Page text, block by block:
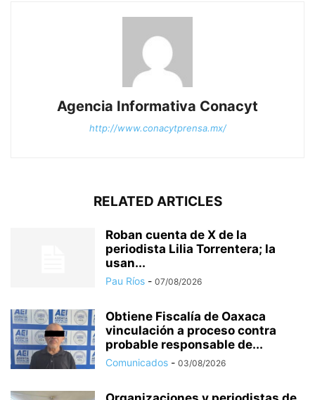
Agencia Informativa Conacyt
http://www.conacytprensa.mx/
RELATED ARTICLES
Roban cuenta de X de la
periodista Lilia Torrentera; la
usan...
Pau Ríos - 07/08/2026
Obtiene Fiscalía de Oaxaca
vinculación a proceso contra
probable responsable de...
Comunicados - 03/08/2026